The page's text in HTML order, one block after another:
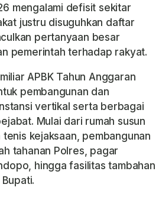
mengalami defisit sekitar
justru disuguhkan daftar
pertanyaan besar
pemerintah terhadap rakyat.
APBK Tahun Anggaran
pembangunan dan
vertikal serta berbagai
Mulai dari rumah susun
tenis kejaksaan, pembangunan
tahanan Polres, pagar
hingga fasilitas tambahan